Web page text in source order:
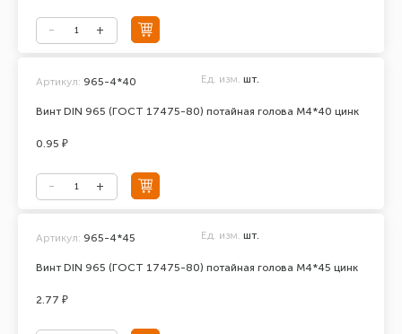
Винт DIN 965 (ГОСТ 17475-80) потайная голова М4*40 цинк
Артикул: 965-4*40 Ед. изм. шт.
0.95 ₽
Винт DIN 965 (ГОСТ 17475-80) потайная голова М4*45 цинк
Артикул: 965-4*45 Ед. изм. шт.
2.77 ₽